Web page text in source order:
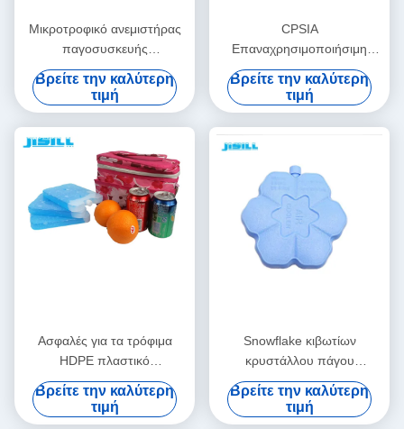
Μικροτροφικό ανεμιστήρας
παγοσυσκευής
Μισοσυσκευή HDPE + υλικό
ζελέ για ζεστές καλοκαιρινές
ημέρες Για τρόφιμα
κατεψυγμένα
Βρείτε την καλύτερη
τιμή
CPSIA
Επαναχρησιμοποιήσιμη
συσκευασία πάγου με
ανεμιστήρα ισχυρή σφραγίδα
για πικνίκ και μπάρμπεκιου
έξω για κατεψυγμένα τρόφιμα
Βρείτε την καλύτερη
τιμή
Ασφαλές για τα τρόφιμα
HDPE πλαστικό
επαναχρησιμοποιήσιμο
ψυγείο αέρα παγωτό για
ανεμιστήρες για τρόφιμα
Βρείτε την καλύτερη
τιμή
Snowflake κιβωτίων
κρυστάλλου πάγου
ανεμιστήρων κλιματισμού
θερινή ψύξη τούβλου πάγου
Βρείτε την καλύτερη
τιμή